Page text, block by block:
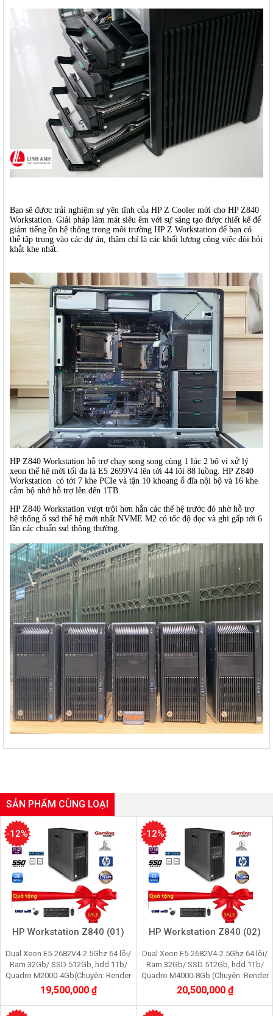
Bạn sẽ được trải nghiệm sự yên tĩnh của HP Z Cooler mới cho HP Z840
Workstation. Giải pháp làm mát siêu êm với sự sáng tạo được thiết kế để
giảm tiếng ồn hệ thống trong môi trường HP Z Workstation để bạn có
thể tập trung vào các dự án, thậm chí là các khối lượng công việc đòi hỏi
khắt khe nhất.
HP Z840 Workstation hỗ trợ chạy song song cùng 1 lúc 2 bộ vi xử lý
xeon thế hệ mới tối đa là E5 2699V4 lên tới 44 lõi 88 luồng. HP Z840
Workstation có tới 7 khe PCIe và tận 10 khoang ổ đĩa nội bộ và 16 khe
cắm bộ nhớ hỗ trợ lên đến 1TB.
HP Z840 Workstation vượt trội hơn hẳn các thế hệ trước đó nhờ hỗ trợ
hệ thống ổ ssd thế hệ mới nhất NVME M2 có tốc độ đọc và ghi gấp tới 6
lần các chuẩn ssd thông thường.
SẢN PHẨM CÙNG LOẠI
HP Workstation Z840 (01)
Dual Xeon E5-2682V4-2.5Ghz 64 lõi/
Ram 32Gb/ SSD 512Gb, hdd 1Tb/
Quadro M2000-4Gb(Chuyên: Render
3D, Video 2K, máy ảo vmware, server
data tool)
19,500,000 ₫
-12%
HP Workstation Z840 (02)
Dual Xeon E5-2682V4-2.5Ghz 64 lõi/
Ram 32Gb/ SSD 512Gb, hdd 1Tb/
Quadro M4000-8Gb (Chuyên: Render
3D, Video 4K, máy ảo vmware, server
data tool)
20,500,000 ₫
-12%